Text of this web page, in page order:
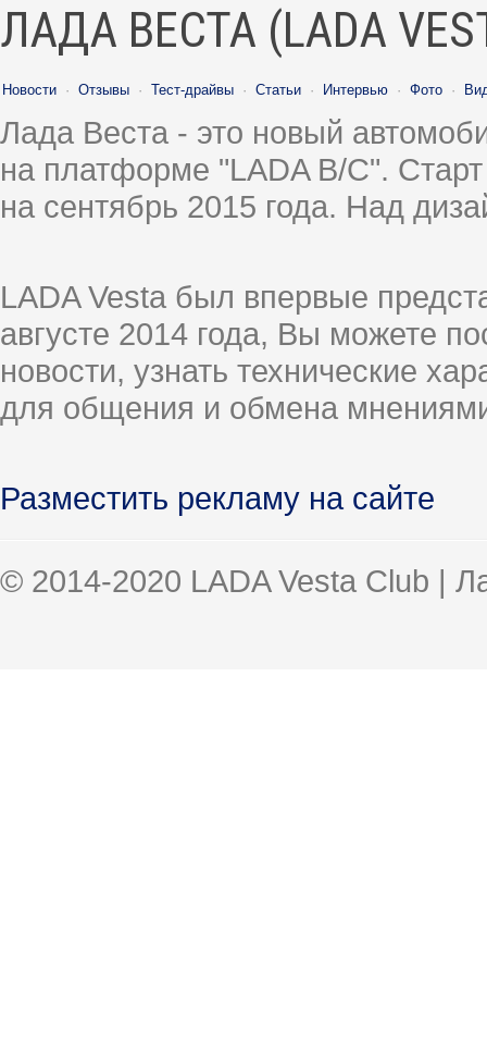
ЛАДА ВЕСТА (LADA
Новости · Отзывы · Тест-драйвы · Статьи · Интервью · Фото ·
Лада Веста - это новый
на платформе "LADA B/C".
на сентябрь 2015 года. Над
LADA Vesta был впервые
августе 2014 года, Вы можете
новости, узнать технические
для общения и обмена
Разместить рекламу на сайте
© 2014-2020 LADA Vesta Club |